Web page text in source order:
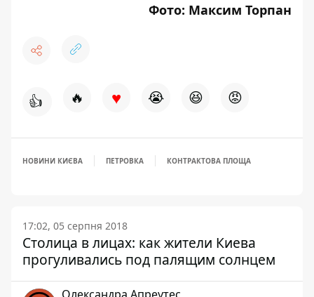
Фото: Максим Торпан
👍 🔥 ♥ 😭 😆 😡
НОВИНИ КИЄВА ПЕТРОВКА КОНТРАКТОВА ПЛОЩА
17:02, 05 серпня 2018
Столица в лицах: как жители Киева
прогуливались под палящим солнцем
Олександра Апреутес